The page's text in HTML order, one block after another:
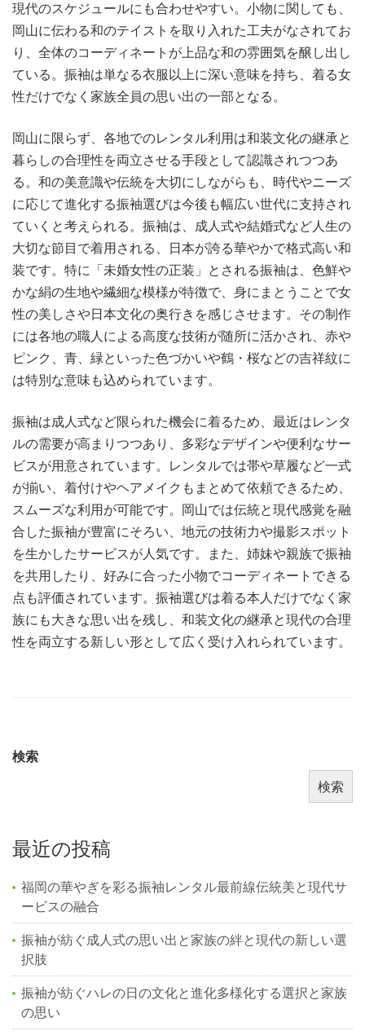
現代のスケジュールにも合わせやすい。小物に関しても、
岡山に伝わる和のテイストを取り入れた工夫がなされてお
り、全体のコーディネートが上品な和の雰囲気を醸し出し
ている。振袖は単なる衣服以上に深い意味を持ち、着る女
性だけでなく家族全員の思い出の一部となる。
岡山に限らず、各地でのレンタル利用は和装文化の継承と
暮らしの合理性を両立させる手段として認識されつつあ
る。和の美意識や伝統を大切にしながらも、時代やニーズ
に応じて進化する振袖選びは今後も幅広い世代に支持され
ていくと考えられる。振袖は、成人式や結婚式など人生の
大切な節目で着用される、日本が誇る華やかで格式高い和
装です。特に「未婚女性の正装」とされる振袖は、色鮮や
かな絹の生地や繊細な模様が特徴で、身にまとうことで女
性の美しさや日本文化の奥行きを感じさせます。その制作
には各地の職人による高度な技術が随所に活かされ、赤や
ピンク、青、緑といった色づかいや鶴・桜などの吉祥紋に
は特別な意味も込められています。
振袖は成人式など限られた機会に着るため、最近はレンタ
ルの需要が高まりつつあり、多彩なデザインや便利なサー
ビスが用意されています。レンタルでは帯や草履など一式
が揃い、着付けやヘアメイクもまとめて依頼できるため、
スムーズな利用が可能です。岡山では伝統と現代感覚を融
合した振袖が豊富にそろい、地元の技術力や撮影スポット
を生かしたサービスが人気です。また、姉妹や親族で振袖
を共用したり、好みに合った小物でコーディネートできる
点も評価されています。振袖選びは着る本人だけでなく家
族にも大きな思い出を残し、和装文化の継承と現代の合理
性を両立する新しい形として広く受け入れられています。
検索
検索
最近の投稿
福岡の華やぎを彩る振袖レンタル最前線伝統美と現代サ
ービスの融合
振袖が紡ぐ成人式の思い出と家族の絆と現代の新しい選
択肢
振袖が紡ぐハレの日の文化と進化多様化する選択と家族
の思い